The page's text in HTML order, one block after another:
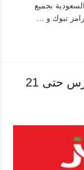
السعودية بجميع
رامز تبوك و …
عروض رامز السعودية اليوم 19 مارس حتى 21